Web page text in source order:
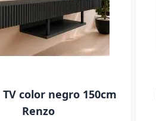
color negro 150cm
Renzo